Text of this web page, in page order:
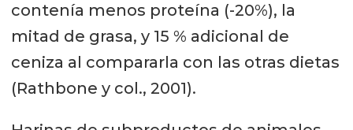
contenía menos proteína (-20%), la
mitad de grasa, y 15 % adicional de
ceniza al compararla con las otras dietas
(Rathbone y col., 2001).